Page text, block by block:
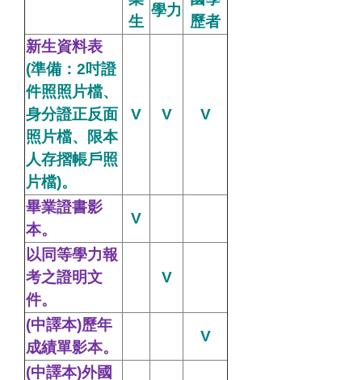
生
學力
歷者
新生資料表
(準備：2吋證
件照照片檔、
身分證正反面
照片檔、限本
人存摺帳戶照
片檔)。
V V V
畢業證書影
本。
V
以同等學力報
考之證明文
件。
V
(中譯本)歷年
成績單影本。
V
(中譯本)外國